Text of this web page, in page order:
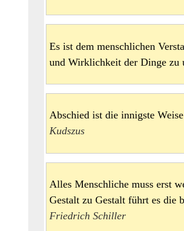
Es ist dem menschlichen
und Wirklichkeit der Dinge
Abschied ist die innigste
Kudszus
Alles Menschliche muss erst
Gestalt zu Gestalt führt es
Friedrich Schiller